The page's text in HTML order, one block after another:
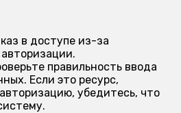
в доступе из-за
правильность ввода
Если это ресурс,
убедитесь, что